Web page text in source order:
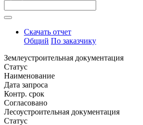
Скачать отчет
Общий По заказчику
Землеустроительная документация
Статус
Наименование
Дата запроса
Контр. срок
Согласовано
Лесоустроительная документация
Статус